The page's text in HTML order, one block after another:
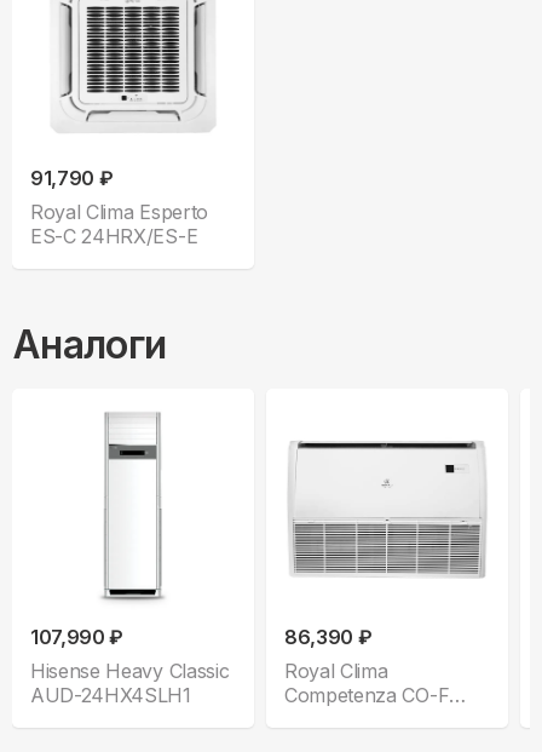
91,790 ₽
Royal Clima Esperto
ES-C 24HRX/ES-E
Аналоги
107,990 ₽
Hisense Heavy Classic
AUD-24HX4SLH1
86,390 ₽
Royal Clima
Competenza CO-F